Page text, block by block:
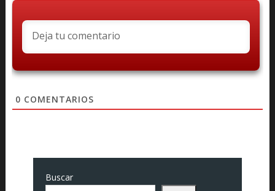
0 COMENTARIOS
Buscar